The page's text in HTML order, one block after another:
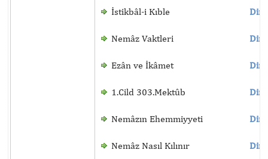
İstikbâl-i Kıble
Nemâz Vaktleri
Ezân ve İkâmet
1.Cild 303.Mektûb
Nemâzın Ehemmiyyeti
Nemâz Nasıl Kılınır